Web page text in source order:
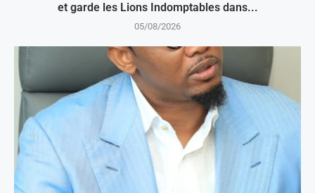
et garde les Lions Indomptables dans...
05/08/2026